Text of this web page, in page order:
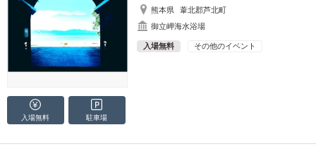
熊本県
葦北郡芦北町
御立岬海水浴場
入場無料 その他のイベント
入場無料 駐車場